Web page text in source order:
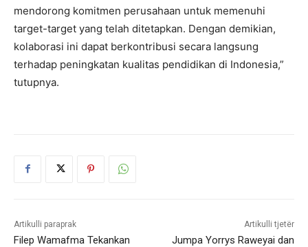
mendorong komitmen perusahaan untuk memenuhi
target-target yang telah ditetapkan. Dengan demikian,
kolaborasi ini dapat berkontribusi secara langsung
terhadap peningkatan kualitas pendidikan di Indonesia,”
tutupnya.
Artikulli paraprak
Filep Wamafma Tekankan
Artikulli tjetër
Jumpa Yorrys Raweyai dan